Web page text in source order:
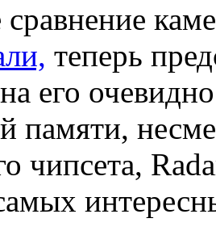
сравнение
теперь
его
памяти,
чипсета,